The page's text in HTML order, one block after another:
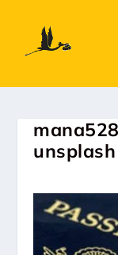
unsplash